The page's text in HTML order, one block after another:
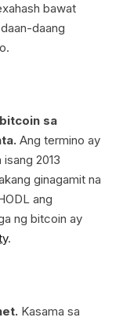
bawat
daang
sa
Ang termino ay
2013
ginagamit na
ang
ng bitcoin ay
.
Kasama sa